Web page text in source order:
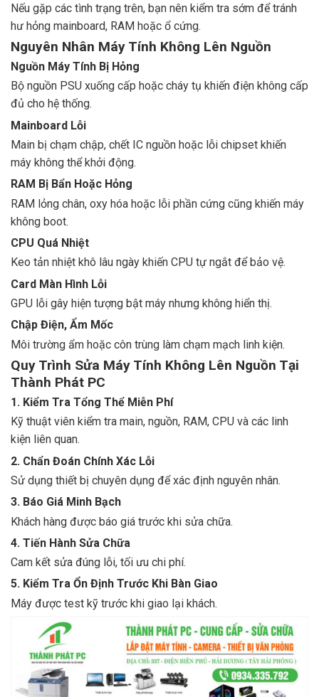
Nếu gặp các tình trạng trên, bạn nên kiểm tra sớm để tránh
hư hỏng mainboard, RAM hoặc ổ cứng.
Nguyên Nhân Máy Tính Không Lên Nguồn
Nguồn Máy Tính Bị Hỏng
Bộ nguồn PSU xuống cấp hoặc cháy tụ khiến điện không cấp
đủ cho hệ thống.
Mainboard Lỗi
Main bị chạm chập, chết IC nguồn hoặc lỗi chipset khiến
máy không thể khởi động.
RAM Bị Bẩn Hoặc Hỏng
RAM lỏng chân, oxy hóa hoặc lỗi phần cứng cũng khiến máy
không boot.
CPU Quá Nhiệt
Keo tản nhiệt khô lâu ngày khiến CPU tự ngắt để bảo vệ.
Card Màn Hình Lỗi
GPU lỗi gây hiện tượng bật máy nhưng không hiển thị.
Chập Điện, Ẩm Mốc
Môi trường ẩm hoặc côn trùng làm chạm mạch linh kiện.
Quy Trình Sửa Máy Tính Không Lên Nguồn Tại
Thành Phát PC
1. Kiểm Tra Tổng Thể Miễn Phí
Kỹ thuật viên kiểm tra main, nguồn, RAM, CPU và các linh
kiện liên quan.
2. Chẩn Đoán Chính Xác Lỗi
Sử dụng thiết bị chuyên dụng để xác định nguyên nhân.
3. Báo Giá Minh Bạch
Khách hàng được báo giá trước khi sửa chữa.
4. Tiến Hành Sửa Chữa
Cam kết sửa đúng lỗi, tối ưu chi phí.
5. Kiểm Tra Ổn Định Trước Khi Bàn Giao
Máy được test kỹ trước khi giao lại khách.